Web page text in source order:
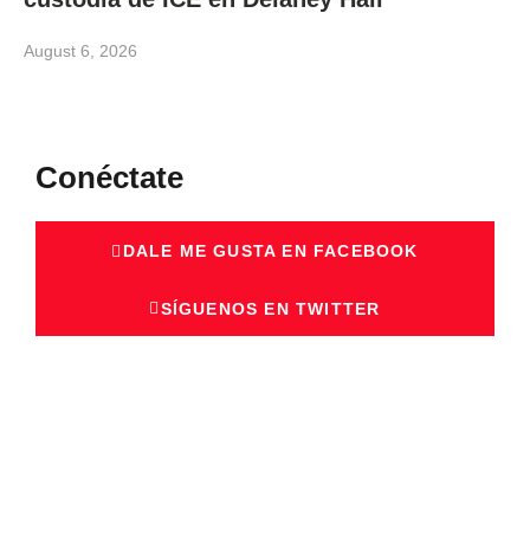
August 6, 2026
Conéctate
DALE ME GUSTA EN FACEBOOK
SÍGUENOS EN TWITTER